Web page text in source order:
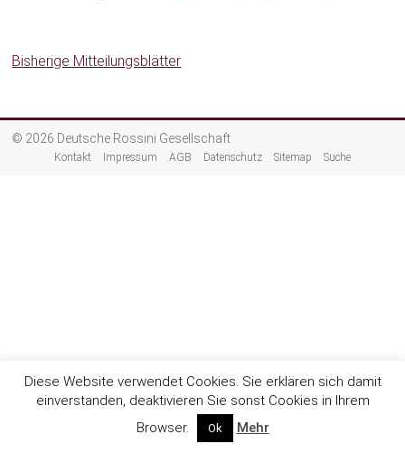
Bisherige Mitteilungsblätter
© 2026 Deutsche Rossini Gesellschaft
Kontakt Impressum AGB Datenschutz Sitemap Suche
Diese Website verwendet Cookies. Sie erklären sich damit
einverstanden, deaktivieren Sie sonst Cookies in Ihrem
Browser.
Ok Mehr